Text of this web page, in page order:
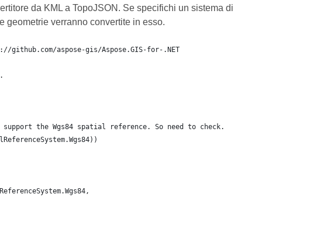
da KML a TopoJSON. Se specifichi un sistema di
geometrie verranno convertite in esso.
aspose-gis/Aspose.GIS-for-.NET
the Wgs84 spatial reference. So need to check.